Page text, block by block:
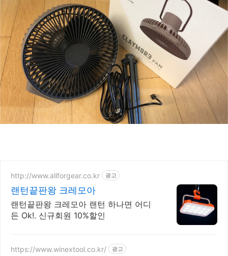
http://www.allforgear.co.kr 광고
랜턴끝판왕 크레모아
랜턴끝판왕 크레모아 랜턴 하나면 어디
든 Ok!. 신규회원 10%할인
https://www.winextool.co.kr/ 광고